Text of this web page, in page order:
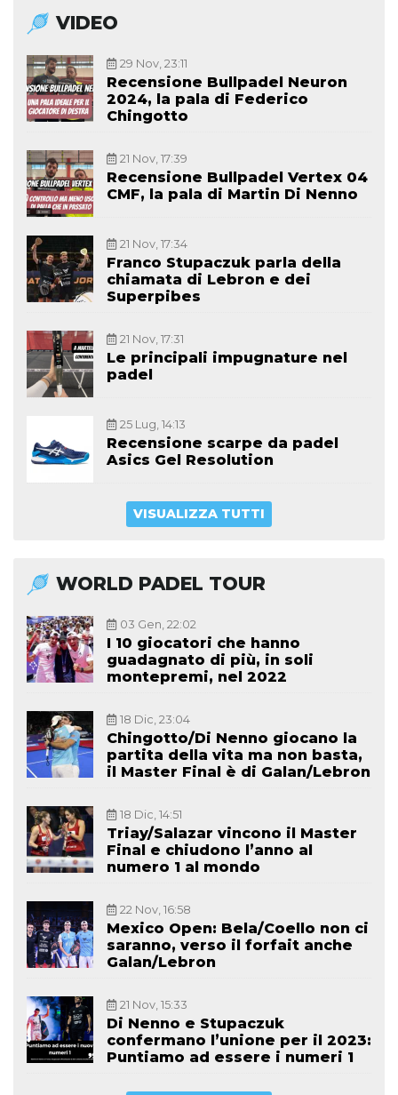
VIDEO
29 Nov, 23:11
Recensione Bullpadel Neuron
2024, la pala di Federico
Chingotto
21 Nov, 17:39
Recensione Bullpadel Vertex 04
CMF, la pala di Martin Di Nenno
21 Nov, 17:34
Franco Stupaczuk parla della
chiamata di Lebron e dei
Superpibes
21 Nov, 17:31
Le principali impugnature nel
padel
25 Lug, 14:13
Recensione scarpe da padel
Asics Gel Resolution
VISUALIZZA TUTTI
WORLD PADEL TOUR
03 Gen, 22:02
I 10 giocatori che hanno
guadagnato di più, in soli
montepremi, nel 2022
18 Dic, 23:04
Chingotto/Di Nenno giocano la
partita della vita ma non basta,
il Master Final è di Galan/Lebron
18 Dic, 14:51
Triay/Salazar vincono il Master
Final e chiudono l’anno al
numero 1 al mondo
22 Nov, 16:58
Mexico Open: Bela/Coello non ci
saranno, verso il forfait anche
Galan/Lebron
21 Nov, 15:33
Di Nenno e Stupaczuk
confermano l’unione per il 2023:
Puntiamo ad essere i numeri 1